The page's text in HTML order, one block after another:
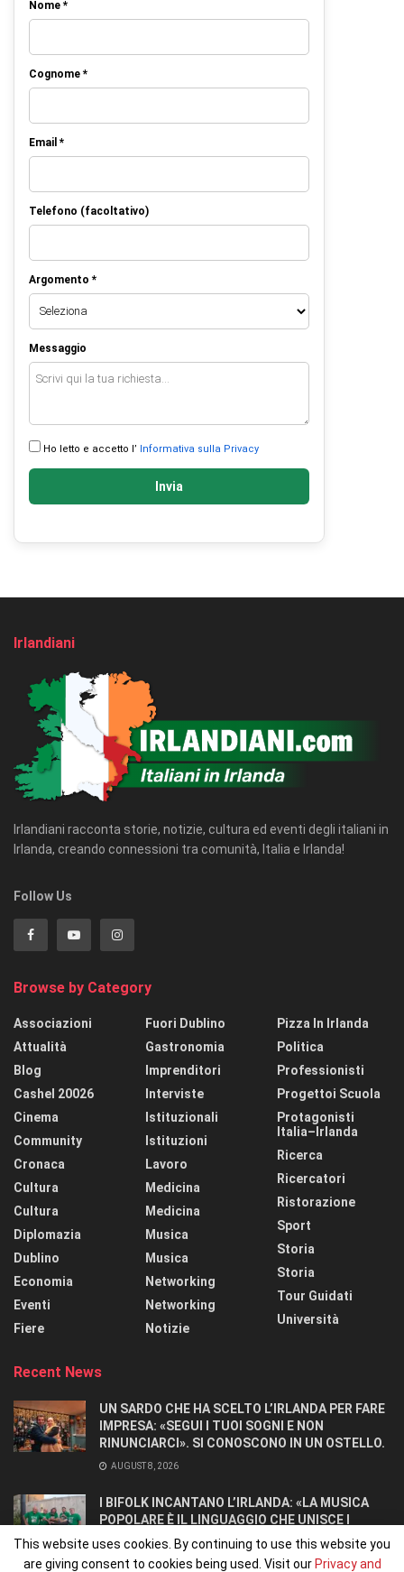
Nome *
Cognome *
Email *
Telefono (facoltativo)
Argomento *
Messaggio
Ho letto e accetto l’ Informativa sulla Privacy
Invia
Irlandiani
Irlandiani racconta storie, notizie, cultura ed eventi degli italiani in
Irlanda, creando connessioni tra comunità, Italia e Irlanda!
Follow Us
Browse by Category
Associazioni
Attualità
Blog
Cashel 20026
Cinema
Community
Cronaca
Cultura
Cultura
Diplomazia
Dublino
Economia
Eventi
Fiere
Fuori Dublino
Gastronomia
Imprenditori
Interviste
Istituzionali
Istituzioni
Lavoro
Medicina
Medicina
Musica
Musica
Networking
Networking
Notizie
Pizza In Irlanda
Politica
Professionisti
Progettoi Scuola
Protagonisti
Italia–Irlanda
Ricerca
Ricercatori
Ristorazione
Sport
Storia
Storia
Tour Guidati
Università
Recent News
UN SARDO CHE HA SCELTO L’IRLANDA PER FARE
IMPRESA: «SEGUI I TUOI SOGNI E NON
RINUNCIARCI». SI CONOSCONO IN UN OSTELLO.
AUGUST 8, 2026
I BIFOLK INCANTANO L’IRLANDA: «LA MUSICA
POPOLARE È IL LINGUAGGIO CHE UNISCE I
POPOLI»
JULY 31, 2026
This website uses cookies. By continuing to use this website you
are giving consent to cookies being used. Visit our Privacy and